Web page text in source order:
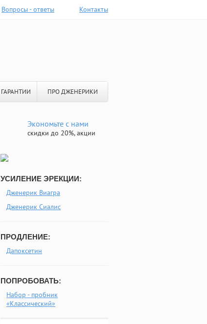
Вопросы - ответы Контакты
ГАРАНТИИ ПРО ДЖЕНЕРИКИ
Экономьте с нами
скидки до 20%, акции
УСИЛЕНИЕ ЭРЕКЦИИ:
Дженерик Виагра
Дженерик Сиалис
ПРОДЛЕНИЕ:
Дапоксетин
ПОПРОБОВАТЬ:
Набор - пробник
«Классический»